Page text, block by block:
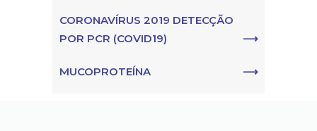
CORONAVÍRUS 2019 DETECÇÃO
POR PCR (COVID19)
MUCOPROTEÍNA